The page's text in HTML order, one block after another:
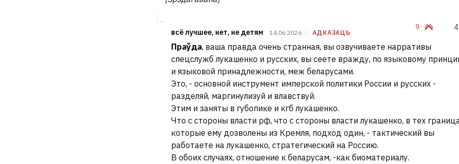
всё лучшее, нет, не детям 14.06.2026 АДКАЗАЦЬ
9 4
Праўда, ваша правда очень странная, вы озвучиваете нарративы
спецслужб лукашенко и русских, вы сеете вражду, по языковому
и языковой принадлежности, меж беларусами.
Это, - основной инструмент имперской политики России и русских -
разделяй, маргинулизуй и влавствуй.
Этим и заняты в губопике и кгб лукашенко.
Что с стороны власти рф, что с стороны власти лукашенко, в тех
которые ему дозволены из Кремля, подход один, - тактический вы
работаете на лукашенко, стратегический на Россию.
В обоих случаях, отношение к беларусам, -как биоматериалу.